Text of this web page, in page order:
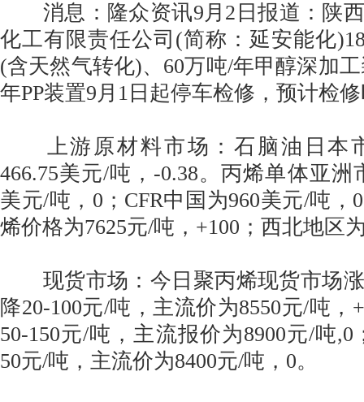
消息：隆众资讯9月2日报道：陕西
化工有限责任公司(简称：延安能化
(含天然气转化)、60万吨/年甲醇深加
年PP装置9月1日起停车检修，预计检
上游原材料市场：石脑油日本
466.75美元/吨，-0.38。丙烯单体亚洲
美元/吨，0；CFR中国为960美元/吨
烯价格为7625元/吨，+100；西北地区
现货市场：今日聚丙烯现货市场涨
降20-100元/吨，主流价为8550元/吨，
50-150元/吨，主流报价为8900元/吨
50元/吨，主流价为8400元/吨，0。